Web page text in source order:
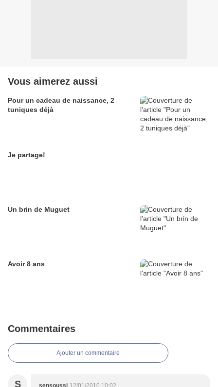
Vous aimerez aussi
Pour un cadeau de naissance, 2
tuniques déjà
Je partage!
Un brin de Muguet
Avoir 8 ans
Commentaires
Ajouter un commentaire
S sensoussi 12/01/2010 10:02